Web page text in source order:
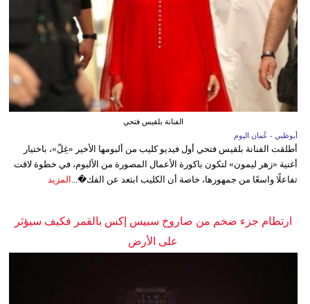
الفنانة بلقيس فتحي
أبوظبي - عُمان اليوم
أطلقت الفنانة بلقيس فتحي أول فيديو كليب من ألبومها الأخير «غِلّ»، باختيار
أغنية «زهر ليمون» لتكون باكورة الأعمال المصورة من الألبوم، في خطوة لاقت
تفاعلًا واسعًا من جمهورها، خاصة أن الكليب ابتعد عن الفك�...
المزيد
ارتطام جزء ضخم من صاروخ سبيس إكس بالقمر فكيف سيؤثر
على الأرض